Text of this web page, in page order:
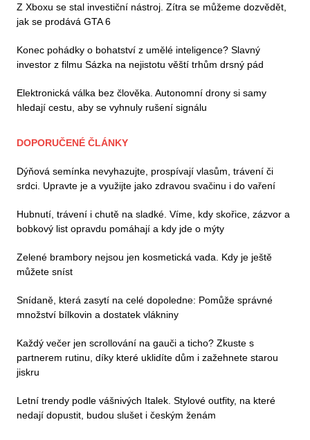
Z Xboxu se stal investiční nástroj. Zítra se můžeme dozvědět,
jak se prodává GTA 6
Konec pohádky o bohatství z umělé inteligence? Slavný
investor z filmu Sázka na nejistotu věští trhům drsný pád
Elektronická válka bez člověka. Autonomní drony si samy
hledají cestu, aby se vyhnuly rušení signálu
DOPORUČENÉ ČLÁNKY
Dýňová semínka nevyhazujte, prospívají vlasům, trávení či
srdci. Upravte je a využijte jako zdravou svačinu i do vaření
Hubnutí, trávení i chutě na sladké. Víme, kdy skořice, zázvor a
bobkový list opravdu pomáhají a kdy jde o mýty
Zelené brambory nejsou jen kosmetická vada. Kdy je ještě
můžete sníst
Snídaně, která zasytí na celé dopoledne: Pomůže správné
množství bílkovin a dostatek vlákniny
Každý večer jen scrollování na gauči a ticho? Zkuste s
partnerem rutinu, díky které uklidíte dům i zažehnete starou
jiskru
Letní trendy podle vášnivých Italek. Stylové outfity, na které
nedají dopustit, budou slušet i českým ženám